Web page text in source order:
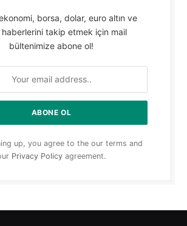
borsa, dolar, euro altın ve
takip etmek için mail
bültenimize abone ol!
up, you agree to the our terms and
Privacy Policy agreement.